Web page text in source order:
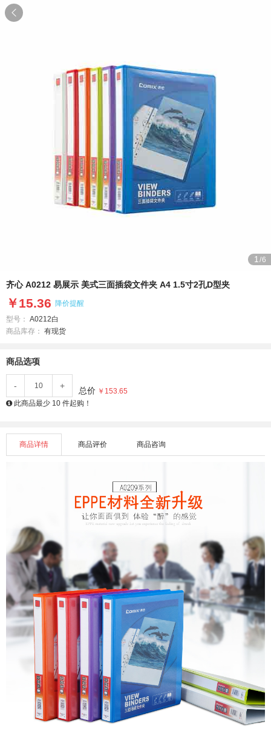

1 /6
齐心 A0212 易展示 美式三面插袋文件夹 A4 1.5寸2孔D型夹
￥15.36 降价提醒
型号： A0212白
商品库存： 有现货
商品选项
- + 总价 ￥153.65
此商品最少 10 件起购！
商品详情 商品评价 商品咨询